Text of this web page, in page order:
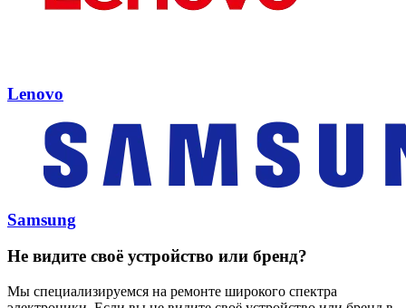
Lenovo
Samsung
Не видите своё устройство или бренд?
Мы специализируемся на ремонте широкого спектра